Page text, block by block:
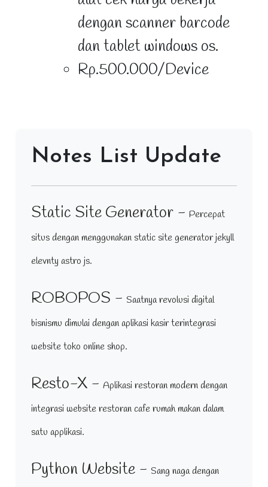
dengan scanner barcode
dan tablet windows os.
Rp.500.000/Device
Notes List Update
Static Site Generator - Percepat
situs dengan menggunakan static site generator jekyll
elevnty astro js.
ROBOPOS - Saatnya revolusi digital
bisnismu dimulai dengan aplikasi kasir terintegrasi
website toko online shop.
Resto-X - Aplikasi restoran modern dengan
integrasi website restoran cafe rumah makan dalam
satu applikasi.
Python Website - Sang naga dengan